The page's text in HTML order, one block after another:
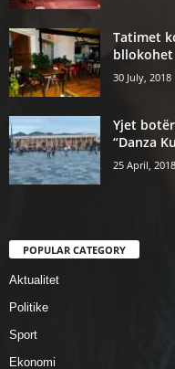
Tatimet
bllokohet
30 July, 2018
Yjet
“Danza
25 April, 2018
POPULAR CATEGORY
Aktualitet
Politike
Sport
Ekonomi